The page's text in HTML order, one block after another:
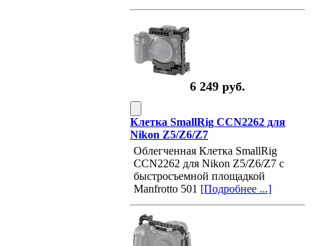
6 249 руб.
Клетка SmallRig CCN2262 для
Nikon Z5/Z6/Z7
Облегченная Клетка SmallRig
CCN2262 для Nikon Z5/Z6/Z7 с
быстросъемной площадкой
Manfrotto 501 [Подробнее ...]